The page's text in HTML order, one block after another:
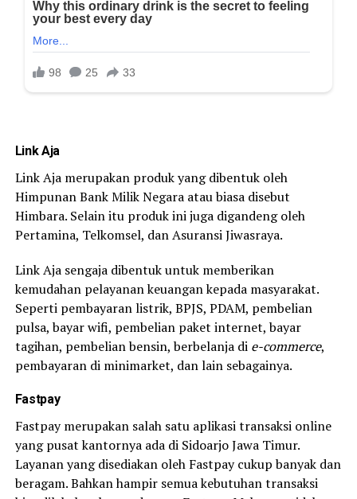
Link Aja
Link Aja merupakan produk yang dibentuk oleh
Himpunan Bank Milik Negara atau biasa disebut
Himbara. Selain itu produk ini juga digandeng oleh
Pertamina, Telkomsel, dan Asuransi Jiwasraya.
Link Aja sengaja dibentuk untuk memberikan
kemudahan pelayanan keuangan kepada masyarakat.
Seperti pembayaran listrik, BPJS, PDAM, pembelian
pulsa, bayar wifi, pembelian paket internet, bayar
tagihan, pembelian bensin, berbelanja di e-commerce,
pembayaran di minimarket, dan lain sebagainya.
Fastpay
Fastpay merupakan salah satu aplikasi transaksi online
yang pusat kantornya ada di Sidoarjo Jawa Timur.
Layanan yang disediakan oleh Fastpay cukup banyak dan
beragam. Bahkan hampir semua kebutuhan transaksi